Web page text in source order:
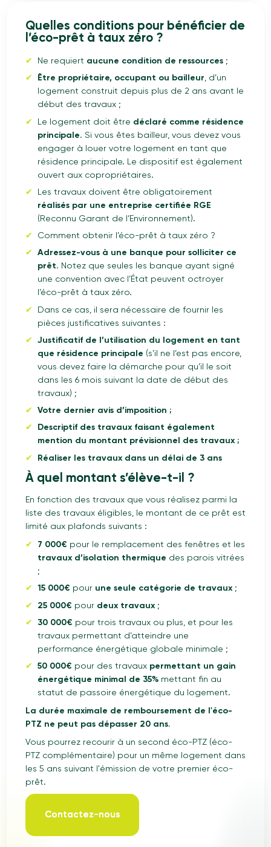
Quelles conditions pour bénéficier de
l’éco-prêt à taux zéro ?
Ne requiert aucune condition de ressources;
Être propriétaire, occupant ou bailleur, d’un
logement construit depuis plus de 2 ans avant le
début des travaux ;
Le logement doit être déclaré comme résidence
principale. Si vous êtes bailleur, vous devez vous
engager à louer votre logement en tant que
résidence principale. Le dispositif est également
ouvert aux copropriétaires.
Les travaux doivent être obligatoirement
réalisés par une entreprise certifiée RGE
(Reconnu Garant de l’Environnement).
Comment obtenir l’éco-prêt à taux zéro ?
Adressez-vous à une banque pour solliciter ce
prêt. Notez que seules les banque ayant signé
une convention avec l’État peuvent octroyer
l’éco-prêt à taux zéro.
Dans ce cas, il sera nécessaire de fournir les
pièces justificatives suivantes :
Justificatif de l’utilisation du logement en tant
que résidence principale (s’il ne l’est pas encore,
vous devez faire la démarche pour qu’il le soit
dans les 6 mois suivant la date de début des
travaux) ;
Votre dernier avis d’imposition ;
Descriptif des travaux faisant également
mention du montant prévisionnel des travaux ;
Réaliser les travaux dans un délai de 3 ans
À quel montant s’élève-t-il ?
En fonction des travaux que vous réalisez parmi la
liste des travaux éligibles, le montant de ce prêt est
limité aux plafonds suivants :
7 000€ pour le remplacement des fenêtres et les
travaux d’isolation thermique des parois vitrées
;
15 000€ pour une seule catégorie de travaux;
25 000€ pour deux travaux ;
30 000€ pour trois travaux ou plus, et pour les
travaux permettant d’atteindre une
performance énergétique globale minimale ;
50 000€ pour des travaux permettant un gain
énergétique minimal de 35%mettant fin au
statut de passoire énergétique du logement.
La durée maximale de remboursement de l'éco-
PTZ ne peut pas dépasser 20 ans.
Vous pourrez recourir à un second éco-PTZ (éco-
PTZ complémentaire) pour un même logement dans
les 5 ans suivant l'émission de votre premier éco-
prêt.
Contactez-nous